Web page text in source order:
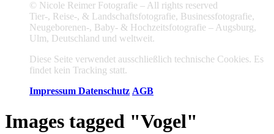
© Nicole Reimer Fotografie – All rights reserved
Tier-, Reise-, & Landschaftsfotografie, Businessfotografie,
Neugeborenen-, Baby- & Hochzeitsfotografie – Augsburg,
Ulm, Deutschland und weltweit.
Diese Seite verwendet ausschließlich technische Cookies. Es
findet kein Tracking statt.
Impressum Datenschutz AGB
Images tagged "Vogel"